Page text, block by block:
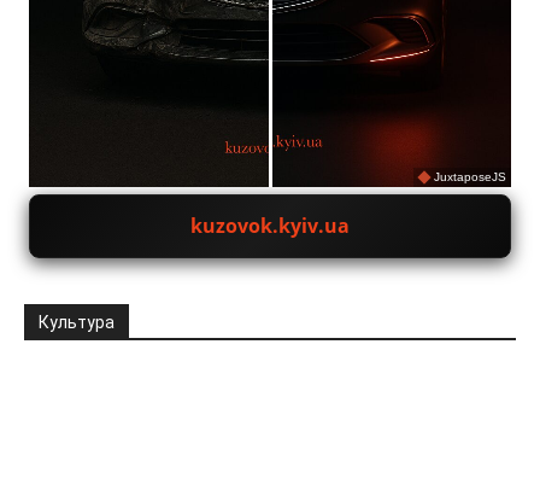
JuxtaposeJS
kuzovok.kyiv.ua
Культура